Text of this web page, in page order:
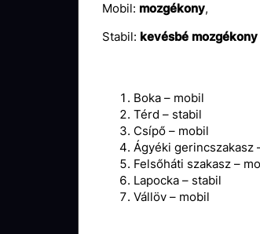
Mobil: mozgékony,
Stabil: kevésbé mozgékony
Boka – mobil
Térd – stabil
Csípő – mobil
Ágyéki gerincszakasz
Felsőháti szakasz –
Lapocka – stabil
Vállöv – mobil